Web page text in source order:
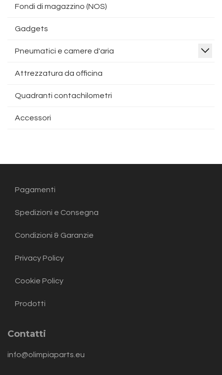
Fondi di magazzino (NOS)
Gadgets
Pneumatici e camere d'aria
Attrezzatura da officina
Quadranti contachilometri
Accessori
Pagamenti
Spedizioni e Consegna
Condizioni & Garanzie
Privacy Policy
Cookie Policy
Prodotti
Contatti
info@olimpiaparts.eu